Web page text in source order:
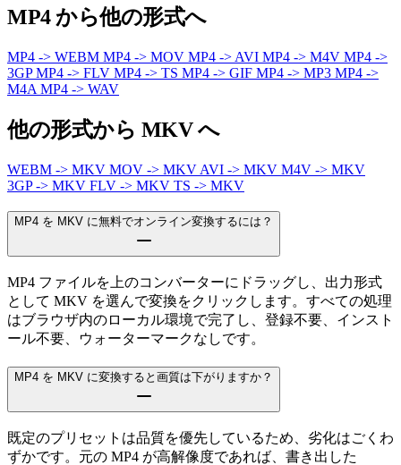
MP4 から他の形式へ
MP4 -> WEBM MP4 -> MOV MP4 -> AVI MP4 -> M4V MP4 ->
3GPMP4 -> FLV MP4 -> TS MP4 -> GIF MP4 -> MP3 MP4 ->
M4A MP4 -> WAV
他の形式から MKV へ
WEBM -> MKV MOV -> MKV AVI -> MKV M4V -> MKV
3GP -> MKV FLV -> MKV TS -> MKV
MP4 を MKV に無料でオンライン変換するには？
MP4 ファイルを上のコンバーターにドラッグし、出力形式
として MKV を選んで変換をクリックします。すべての処理
はブラウザ内のローカル環境で完了し、登録不要、インスト
ール不要、ウォーターマークなしです。
MP4 を MKV に変換すると画質は下がりますか？
既定のプリセットは品質を優先しているため、劣化はごくわ
ずかです。元の MP4 が高解像度であれば、書き出した